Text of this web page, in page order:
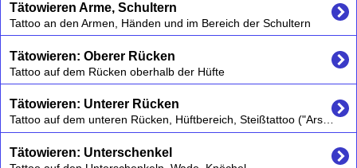
Tätowieren Arme, Schultern
Tattoo an den Armen, Händen und im Bereich der Schultern
Tätowieren: Oberer Rücken
Tattoo auf dem Rücken oberhalb der Hüfte
Tätowieren: Unterer Rücken
Tattoo auf dem unteren Rücken, Hüftbereich, Steißtattoo ("Arschgeweih")
Tätowieren: Unterschenkel